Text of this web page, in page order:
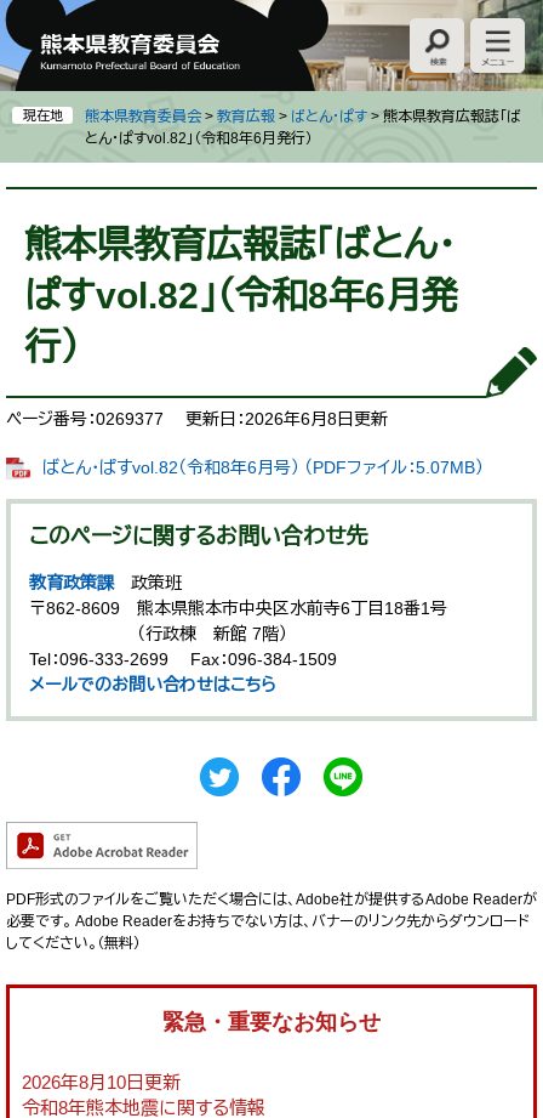
ペ
ー
ジ
の
先
で
す
メ
ニ
ュ
ー
を
ば
し
現在地 熊本県教育委員会 > 教育広報 > ばとん・ぱす > 熊本県教育広報誌「ば
とん・ぱすvol.82」（令和8年6月発行）
熊本県教育広報誌「ばとん・
ぱすvol.82」（令和8年6月発
行）
ページ番号：0269377 更新日：2026年6月8日更新
ばとん・ぱすvol.82（令和8年6月号） （PDFファイル：5.07MB）
このページに関するお問い合わせ先
教育政策課
政策班
〒862-8609
熊本県熊本市中央区水前寺6丁目18番1号
（行政棟 新館 7階）
Tel：096-333-2699
Fax：096-384-1509
メールでのお問い合わせはこちら
PDF形式のファイルをご覧いただく場合には、Adobe社が提供するAdobe Readerが
必要です。 Adobe Readerをお持ちでない方は、バナーのリンク先からダウンロード
してください。（無料）
緊急・重要なお知らせ
2026年8月10日更新
令和8年熊本地震に関する情報